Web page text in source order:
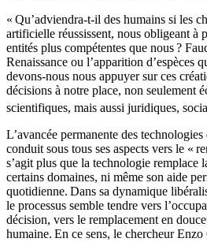
« Qu’adviendra-t-il des humains si les
artificielle réussissent, nous obligeant à
entités plus compétentes que nous ?
Renaissance ou l’apparition d’espèces
devons-nous nous appuyer sur ces
décisions à notre place, non seulement
scientifiques, mais aussi juridiques,
L’avancée permanente des
conduit sous tous ses aspects vers le «
s’agit plus que la technologie remplace
certains domaines, ni même son aide
quotidienne. Dans sa dynamique
le processus semble tendre vers
décision, vers le remplacement en
humaine. En ce sens, le chercheur